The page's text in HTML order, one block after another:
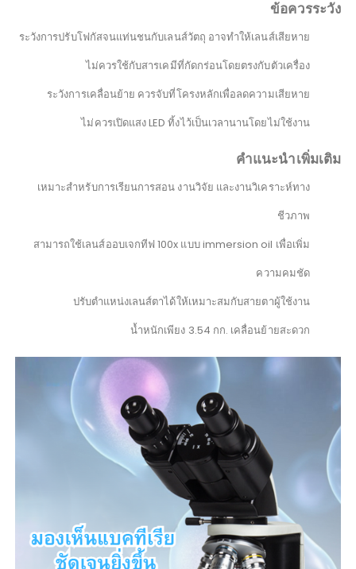
ข้อควรระวัง
ระวังการปรับโฟกัสจนแท่นชนกับเลนส์วัตถุ อาจทำให้เลนส์เสียหาย
ไม่ควรใช้กับสารเคมีที่กัดกร่อนโดยตรงกับตัวเครื่อง
ระวังการเคลื่อนย้าย ควรจับที่โครงหลักเพื่อลดความเสียหาย
ไม่ควรเปิดแสง LED ทิ้งไว้เป็นเวลานานโดยไม่ใช้งาน
คำแนะนำเพิ่มเติม
เหมาะสำหรับการเรียนการสอน งานวิจัย และงานวิเคราะห์ทาง
ชีวภาพ
สามารถใช้เลนส์ออบเจกทีฟ 100x แบบ immersion oil เพื่อเพิ่ม
ความคมชัด
ปรับตำแหน่งเลนส์ตาได้ให้เหมาะสมกับสายตาผู้ใช้งาน
น้ำหนักเพียง 3.54 กก. เคลื่อนย้ายสะดวก